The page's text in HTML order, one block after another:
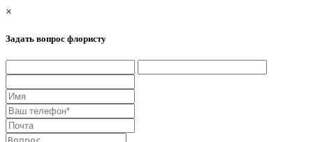
×
Задать вопрос флористу